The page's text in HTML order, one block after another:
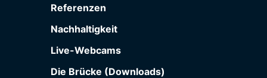
Referenzen
Nachhaltigkeit
Live-Webcams
Die Brücke (Downloads)